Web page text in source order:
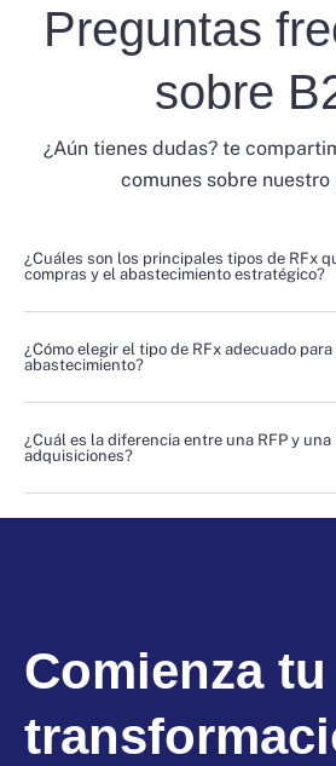
Preguntas
sobre
¿Aún tienes dudas? te
comunes sobre
¿Cuáles son los principales tipos de RFx
compras y el abastecimiento estratégico?
¿Cómo elegir el tipo de RFx adecuado
abastecimiento?
¿Cuál es la diferencia entre una RFP y una
adquisiciones?
Comienza tu